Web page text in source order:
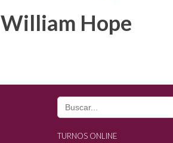
William Hope
Search
for:
TURNOS ONLINE